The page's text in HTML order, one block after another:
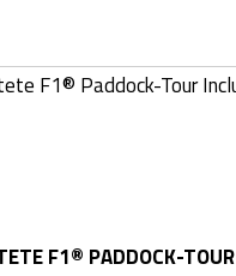
F1® PADDOCK-TOUR